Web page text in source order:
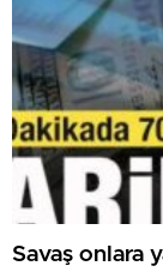
Savaş onlara